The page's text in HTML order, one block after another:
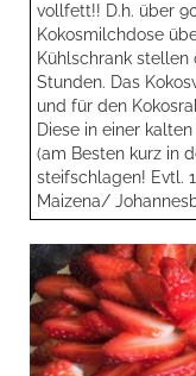
vollfett!! D.h. über
Kokosmilchdose
Kühlschrank
Stunden. Das
und für den
Diese in einer
(am Besten kurz in
steifschlagen! Evtl.
Maizena/